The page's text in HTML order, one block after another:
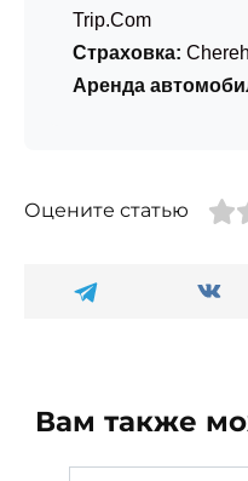
Trip.Com
Страховка:
Аренда
Оцените статью
Вам также